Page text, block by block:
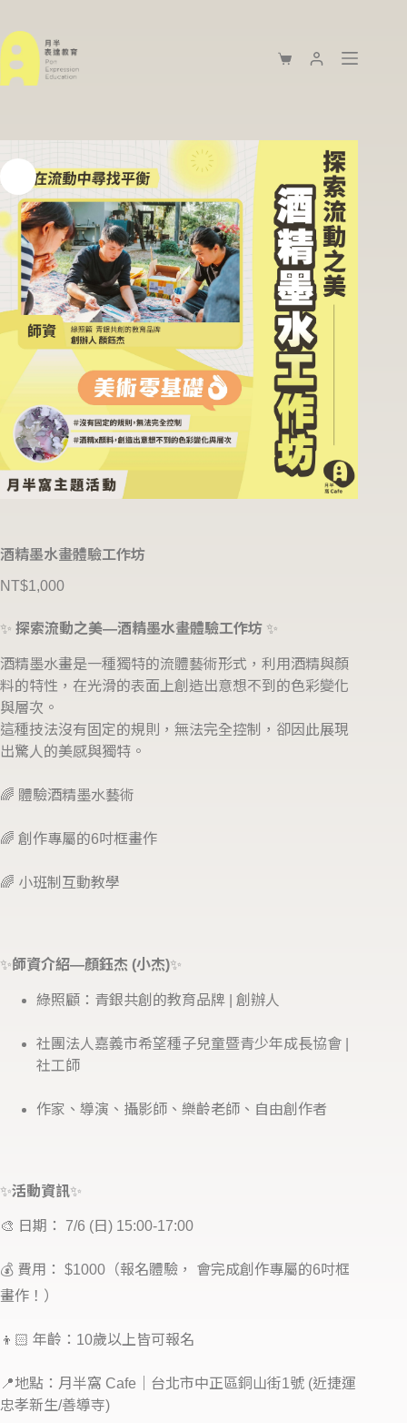
酒精墨水畫體驗工作坊
NT$1,000
✨ 探索流動之美—酒精墨水畫體驗工作坊 ✨
酒精墨水畫是一種獨特的流體藝術形式，利用酒精與顏
料的特性，在光滑的表面上創造出意想不到的色彩變化
與層次。
這種技法沒有固定的規則，無法完全控制，卻因此展現
出驚人的美感與獨特。
🌈 體驗酒精墨水藝術
🌈 創作專屬的6吋框畫作
🌈 小班制互動教學
✨師資介紹—顏鈺杰 (小杰)✨
綠照顧：青銀共創的教育品牌 | 創辦人
社團法人嘉義市希望種子兒童暨青少年成長協會 |
社工師
作家、導演、攝影師、樂齡老師、自由創作者
✨活動資訊✨
🎨 日期： 7/6 (日) 15:00-17:00
💰 費用： $1000（報名體驗， 會完成創作專屬的6吋框
畫作！）
👦🏻 年齡：10歲以上皆可報名
📍地點：月半窩 Cafe｜台北市中正區銅山街1號 (近捷運
忠孝新生/善導寺)